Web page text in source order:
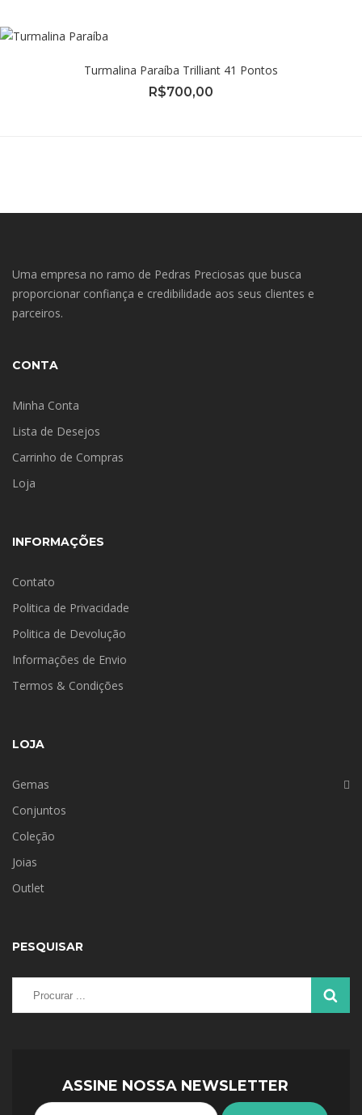
Turmalina Paraíba Trilliant 41 Pontos
R$700,00
Uma empresa no ramo de Pedras Preciosas que busca
proporcionar confiança e credibilidade aos seus clientes e
parceiros.
CONTA
Minha Conta
Lista de Desejos
Carrinho de Compras
Loja
INFORMAÇÕES
Contato
Politica de Privacidade
Politica de Devolução
Informações de Envio
Termos & Condições
LOJA
Gemas
Conjuntos
Coleção
Joias
Outlet
PESQUISAR
ASSINE NOSSA NEWSLETTER